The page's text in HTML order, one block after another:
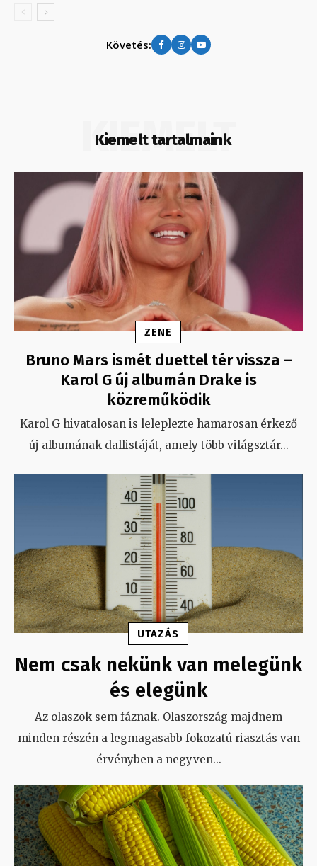
Követés:
Kiemelt tartalmaink
KIEMELT
ZENE
Bruno Mars ismét duettel tér vissza –
Karol G új albumán Drake is
közreműködik
Karol G hivatalosan is leleplezte hamarosan érkező
új albumának dallistáját, amely több világsztár...
UTAZÁS
Nem csak nekünk van melegünk
és elegünk
Az olaszok sem fáznak. Olaszország majdnem
minden részén a legmagasabb fokozatú riasztás van
érvényben a negyven...